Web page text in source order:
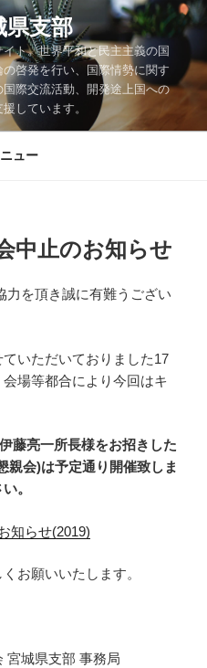
県支部
ト。世界平和と民主主義の国
啓発を行い、国際情勢に関す
際交流活動、開発途上国への
しています。
ュー
中止のお知らせ
力を頂き誠に有難うござい
いただいておりました17
場等都合により今回はキ
藤亮一所長様をお招きした
親会)は予定通り開催致しま
。
知らせ(2019)
お願いいたします。
宮城県支部 事務局